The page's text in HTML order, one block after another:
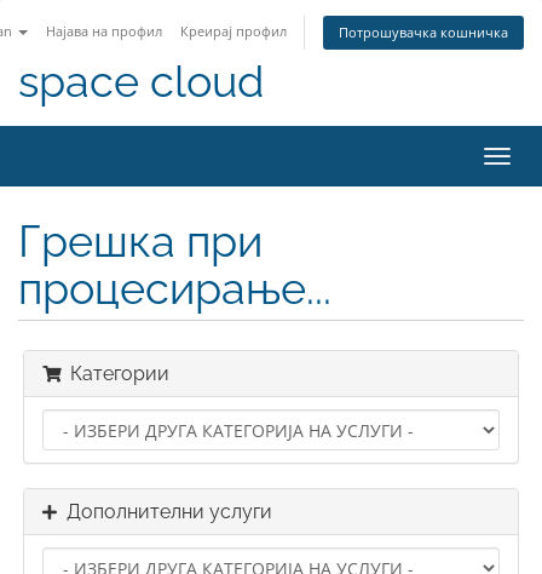
Најава на профил Креирај профил Потрошувачка кошничка
space cloud
ја
Грешка при
процесирање...
Категории
Дополнителни услуги